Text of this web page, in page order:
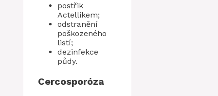
postřik
Actellikem;
odstranění
poškozeného
listí;
dezinfekce
půdy.
Cercosporóza